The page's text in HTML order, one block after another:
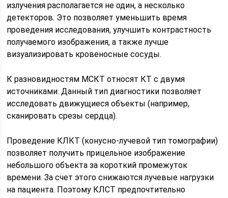
излучения располагается не один, а несколько
детекторов. Это позволяет уменьшить время
проведения исследования, улучшить контрастность
получаемого изображения, а также лучше
визуализировать кровеносные сосуды.
К разновидностям МСКТ относят КТ с двумя
источниками. Данный тип диагностики позволяет
исследовать движущиеся объекты (например,
сканировать срезы сердца).
Проведение КЛКТ (конусно-лучевой тип томографии)
позволяет получить прицельное изображение
небольшого объекта за короткий промежуток
времени. За счет этого снижаются лучевые нагрузки
на пациента. Поэтому КЛСТ предпочтительно